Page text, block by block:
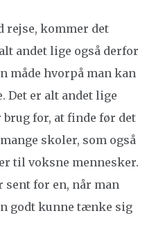
rejse, kommer det
andet lige også derfor
måde hvorpå man kan
Det er alt andet lige
brug for, at finde før det
skoler, som også
til voksne mennesker.
sent for en, når man
godt kunne tænke sig